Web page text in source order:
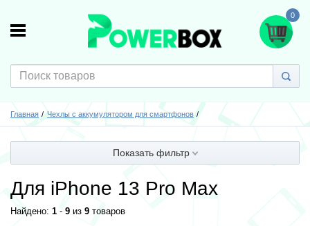
0
Главная Чехлы с аккумулятором для смартфонов
Показать фильтр
Для iPhone 13 Pro Max
Найдено: 1 - 9 из 9 товаров